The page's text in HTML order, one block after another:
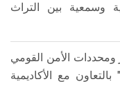
وسمعية بين التراث
الأمن القومي
مع الأكاديمية